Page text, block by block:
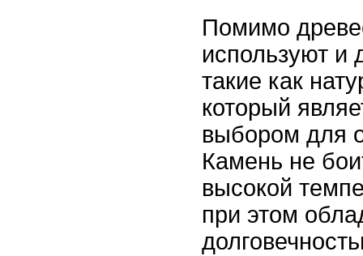
Помимо
используют и
такие как
который
выбором для
Камень не
высокой
при этом